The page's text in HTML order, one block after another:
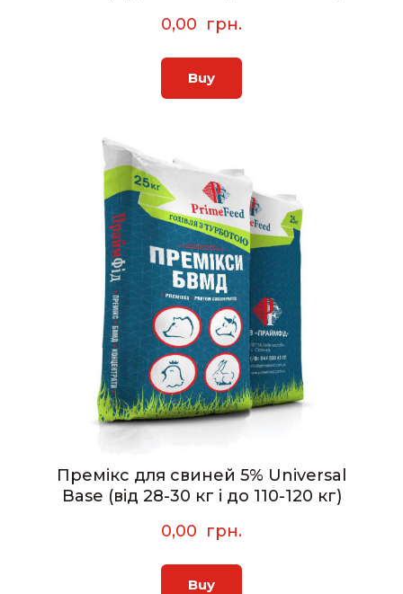
0,00  грн.
Buy
Премікс для свиней 5% Universal
Base (від 28-30 кг і до 110-120 кг)
0,00  грн.
Buy